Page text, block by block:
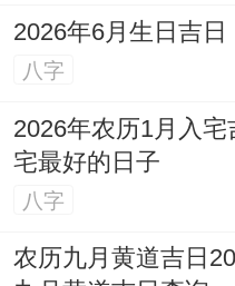
2026年6月生日吉日
八字
2026年农历1月入
宅最好的日子
八字
农历九月黄道吉日